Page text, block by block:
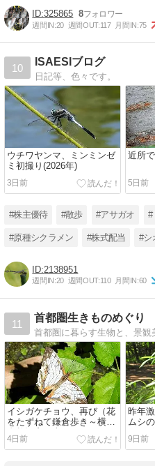
325865 8
週間IN:20 週間OUT:117 月間IN:75
10
ISAESIブログ
日記等、色々です。
ウチワヤンマ、ミンミンゼ
ミ初撮り(2026年)
3日前
近所
5日前
#株主優待 #散歩 #アサガオ #
#原種シクラメン #株式配当 #シ
2138951
週間IN:20 週間OUT:110 月間IN:60
11
首都圏生きものめぐり
イシガケチョウ、再び（花
をたずねて鎌倉歩き～横浜
自然観察の森）
4日前
昨年
ムシ
セイ
新宿御
9日前